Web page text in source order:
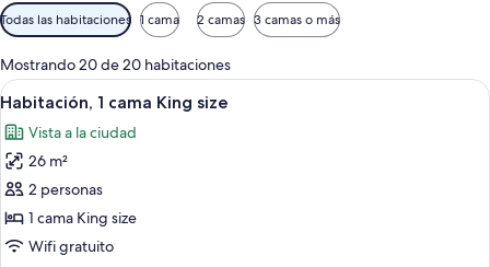
Filtros
disponibles
para
las
habitaciones
Todas las habitaciones 1 cama 2 camas 3 camas o más
Mostrando 20 de 20 habitaciones
Ver
todas
las
fotos
de
Habitación,
1
Un baño con lavamanos de mármol,
4
Habitación, 1 cama King size
Vista a la ciudad
26 m²
2 personas
1 cama King size
Wifi gratuito